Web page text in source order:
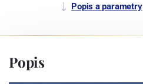
Popis a parametry
Popis